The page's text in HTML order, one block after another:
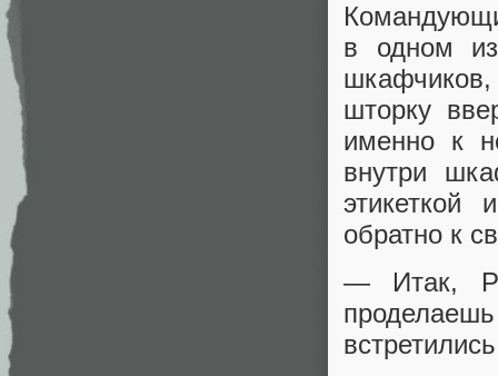
в одном
шторку
именно к
внутри
обратно к
— Итак,